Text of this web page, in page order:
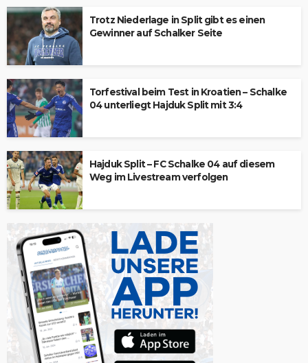
Trotz Niederlage in Split gibt es einen
Gewinner auf Schalker Seite
Torfestival beim Test in Kroatien – Schalke
04 unterliegt Hajduk Split mit 3:4
Hajduk Split – FC Schalke 04 auf diesem
Weg im Livestream verfolgen